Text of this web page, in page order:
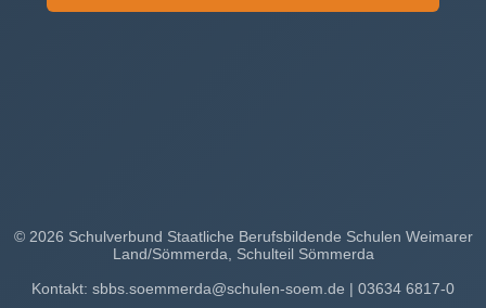
© 2026 Schulverbund Staatliche Berufsbildende Schulen Weimarer
Land/Sömmerda, Schulteil Sömmerda
Kontakt: sbbs.soemmerda@schulen-soem.de | 03634 6817-0